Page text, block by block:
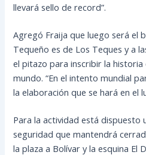
llevará sello de record”.
Agregó Fraija que luego será el
Tequeño es de Los Teques y a
el pitazo para inscribir la
mundo. “En el intento mundial
la elaboración que se hará en el
Para la actividad está dispuesto
seguridad que mantendrá
la plaza a Bolívar y la esquina El